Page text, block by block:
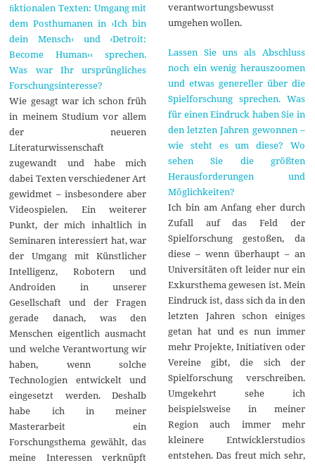
ﬁktionalen Texten: Umgang mit
dem Posthumanen in ›Ich bin
dein Mensch‹ und ›Detroit:
Become Human‹‹ sprechen.
Was war Ihr ursprüngliches
Forschungsinteresse?
Wie gesagt war ich schon früh
in meinem Studium vor allem
der neueren
Literaturwissenschaft
zugewandt und habe mich
dabei Texten verschiedener Art
gewidmet – insbesondere aber
Videospielen. Ein weiterer
Punkt, der mich inhaltlich in
Seminaren interessiert hat, war
der Umgang mit Künstlicher
Intelligenz, Robotern und
Androiden in unserer
Gesellschaft und der Fragen
gerade danach, was den
Menschen eigentlich ausmacht
und welche Verantwortung wir
haben, wenn solche
Technologien entwickelt und
eingesetzt werden. Deshalb
habe ich in meiner
Masterarbeit ein
Forschungsthema gewählt, das
meine Interessen verknüpft
verantwortungsbewusst
umgehen wollen.
Lassen Sie uns als Abschluss
noch ein wenig herauszoomen
und etwas genereller über die
Spielforschung sprechen. Was
für einen Eindruck haben Sie in
den letzten Jahren gewonnen –
wie steht es um diese? Wo
sehen Sie die größten
Herausforderungen und
Möglichkeiten?
Ich bin am Anfang eher durch
Zufall auf das Feld der
Spielforschung gestoßen, da
diese – wenn überhaupt – an
Universitäten oft leider nur ein
Exkursthema gewesen ist. Mein
Eindruck ist, dass sich da in den
letzten Jahren schon einiges
getan hat und es nun immer
mehr Projekte, Initiativen oder
Vereine gibt, die sich der
Spielforschung verschreiben.
Umgekehrt sehe ich
beispielsweise in meiner
Region auch immer mehr
kleinere Entwicklerstudios
entstehen. Das freut mich sehr,